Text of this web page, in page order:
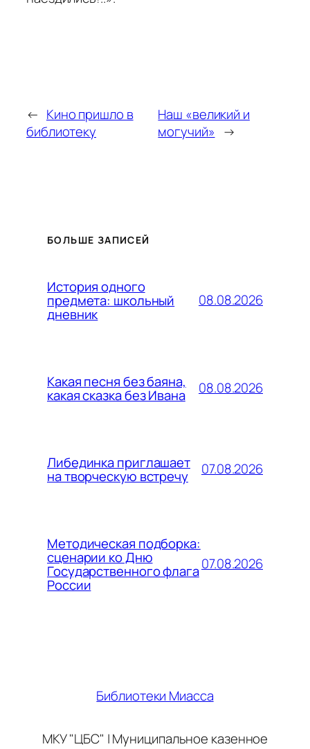
← Кино пришло в
библиотеку
Наш «великий и
могучий» →
БОЛЬШЕ ЗАПИСЕЙ
История одного
предмета: школьный
дневник
08.08.2026
Какая песня без баяна,
какая сказка без Ивана 08.08.2026
Либединка приглашает
на творческую встречу 07.08.2026
Методическая подборка:
сценарии ко Дню
Государственного флага
России
07.08.2026
Библиотеки Миасса
МКУ "ЦБС" | Муниципальное казенное